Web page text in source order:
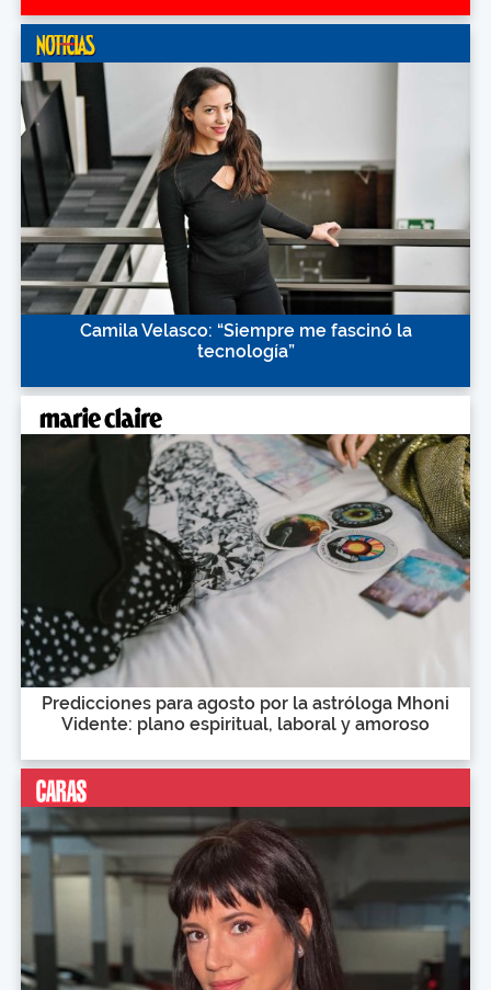
Camila Velasco: “Siempre me fascinó la
tecnología”
Predicciones para agosto por la astróloga Mhoni
Vidente: plano espiritual, laboral y amoroso